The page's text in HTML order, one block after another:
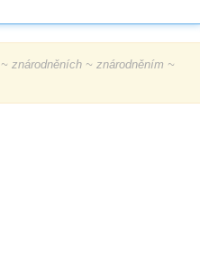
~ znárodněních ~ znárodněním ~